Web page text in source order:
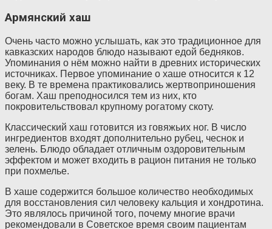
Армянский хаш
Очень часто можно услышать, как это традиционное для
кавказских народов блюдо называют едой бедняков.
Упоминания о нём можно найти в древних исторических
источниках. Первое упоминание о хаше относится к 12
веку. В те времена практиковались жертвоприношения
богам. Хаш преподносился тем из них, кто
покровительствовал крупному рогатому скоту.
Классический хаш готовится из говяжьих ног. В число
ингредиентов входят дополнительно рубец, чеснок и
зелень. Блюдо обладает отличным оздоровительным
эффектом и может входить в рацион питания не только
при похмелье.
В хаше содержится большое количество необходимых
для восстановления сил человеку кальция и хондротина.
Это являлось причиной того, почему многие врачи
рекомендовали в Советское время своим пациентам